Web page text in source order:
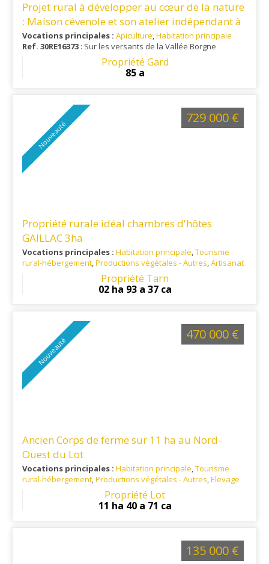
Projet rural à développer au cœur de la nature
: Maison cévenole et son atelier indépendant à
aménager
Vocations principales : Apiculture,Habitation principale
Ref. 30RE16373 : Sur les versants de la Vallée Borgne
Propriété Gard
85 a
Nouveauté
Propriété rurale idéal chambres d'hôtes
GAILLAC 3ha
Vocations principales : Habitation principale,Tourisme
rural-hébergement,Productions végétales - Autres,Artisanat
: Situé aux portes de Gaillac, à 12 minutes
d'Albi et à 40 minutes de Toulouse.
Propriété Tarn
02 ha 93 a 37 ca
729 000 €
Nouveauté
Ancien Corps de ferme sur 11 ha au Nord-
Ouest du Lot
Vocations principales : Habitation principale,Tourisme
rural-hébergement,Productions végétales - Autres,Elevage
: Nord-Ouest du Lot Proche Vallée de la
Dordogne et Périgord NoirPropriété Lot
11 ha 40 a 71 ca
470 000 €
135 000 €